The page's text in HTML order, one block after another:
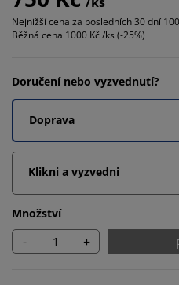
Nejnižší cena za posledních 30 dní
Běžná cena 1000 Kč /ks (-25%)
Doručení nebo vyzvednutí?
Doprava
Klikni a vyzvedni
Množství
- +